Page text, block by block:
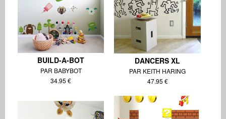
BUILD-A-BOT
PAR BABYBOT
34.95 €
DANCERS XL
PAR KEITH HARING
47.95 €